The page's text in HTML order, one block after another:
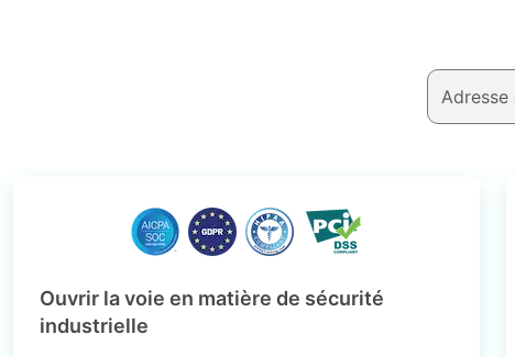
Ouvrir la voie en matière de sécurité
industrielle